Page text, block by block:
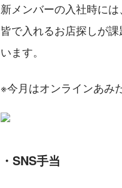
新メンバーの入社時に
皆で入れるお店探しが
います。
※今月はオンラインあみ
・SNS手当